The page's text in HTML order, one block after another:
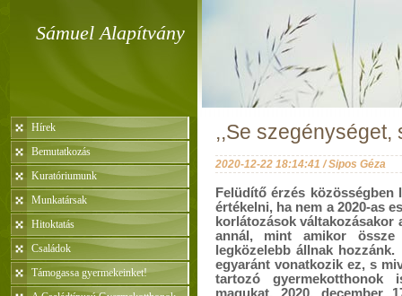
Sámuel Alapítvány
Hírek
Bemutatkozás
Kuratóriumunk
Munkatársak
Hitoktatás
Családok
Támogassa gyermekeinket!
,,Se szegénységet,
2020-12-22 18:14:41 / Sipos Géza
Felüdítő érzés
értékelni, ha nem a 2020-as
korlátozások
annál, mint amikor
legközelebb állnak
egyaránt vonatkozik ez, s
tartozó gyermekotthonok